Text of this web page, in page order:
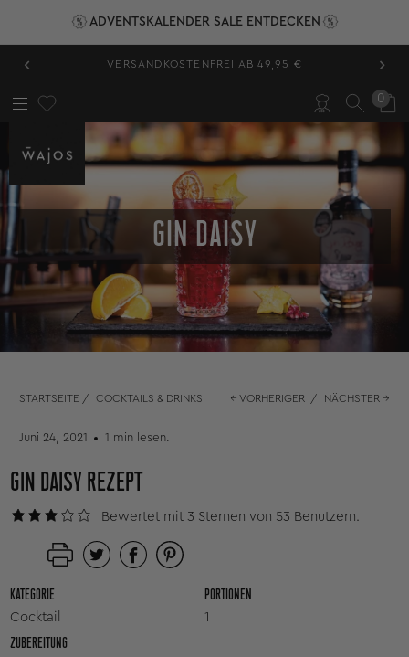
ADVENTSKALENDER SALE ENTDECKEN
‹ VERSANDKOSTENFREI AB 49,95 € ›
0
GIN DAISY
STARTSEITE / COCKTAILS & DRINKS ← VORHERIGER / NÄCHSTER →
Juni 24, 2021 1 min lesen.
GIN DAISY REZEPT
Bewertet mit 3 Sternen von 53 Benutzern.
KATEGORIE
Cocktail
PORTIONEN
1
ZUBEREITUNG